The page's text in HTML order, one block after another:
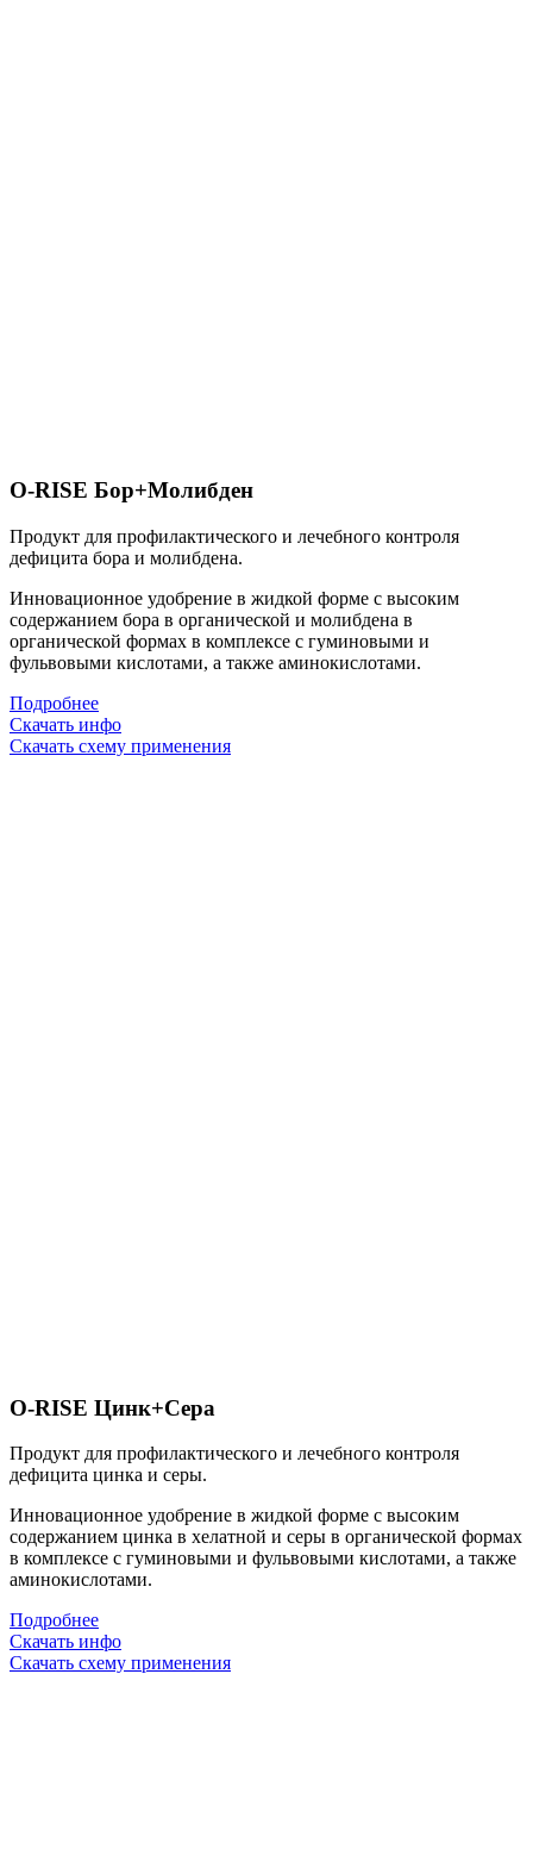
O-RISE Бор+Молибден
Продукт для профилактического и лечебного контроля
дефицита бора и молибдена.
Инновационное удобрение в жидкой форме с высоким
содержанием бора в органической и молибдена в
органической формах в комплексе с гуминовыми и
фульвовыми кислотами, а также аминокислотами.
Подробнее
Скачать инфо
Скачать схему применения
O-RISE Цинк+Сера
Продукт для профилактического и лечебного контроля
дефицита цинка и серы.
Инновационное удобрение в жидкой форме с высоким
содержанием цинка в хелатной и серы в органической формах
в комплексе с гуминовыми и фульвовыми кислотами, а также
аминокислотами.
Подробнее
Скачать инфо
Скачать схему применения